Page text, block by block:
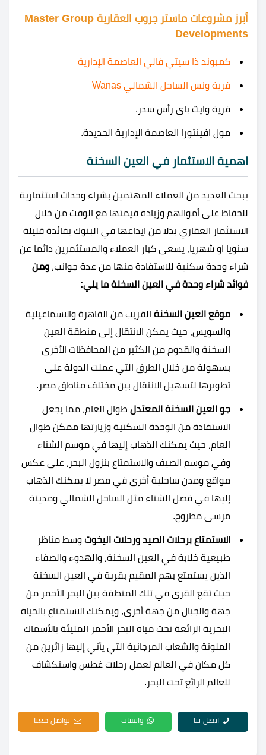
أبرز مشروعات ماستر جروب العقارية Master Group
Developments
كمبوند ذا سيتي فالي العاصمة الإدارية
قرية ونس الساحل الشمالي Wanas
قرية وايت باي رأس سدر.
مول افينتورا العاصمة الإدارية الجديدة.
اهمية الاستثمار في العين السخنة
يبحث العديد من العملاء المهتمين بشراء وحدات استثمارية
للحفاظ على أموالهم وزيادة قيمتها مع الوقت من خلال
الاستثمار العقاري بدلا من ايداعها في البنوك بفائدة قليلة
سنويا او شهريا، يسعى كبار العملاء والمستثمرين دائما عن
شراء وحدة سكنية للاستفادة منها من عدة جوانب، ومن
فوائد شراء وحدة في العين السخنة ما يلي:
موقع العين السخنة القريب من القاهرة والاسماعيلية
والسويس، حيث يمكن الانتقال إلى منطقة العين
السخنة والقدوم من الكثير من المحافظات الأخرى
بسهولة من خلال الطرق التي عملت الدولة على
تطويرها لتسهيل الانتقال بين مختلف مناطق مصر.
جو العين السخنة المعتدل طوال العام، مما يجعل
الاستفادة من الوحدة السكنية وزيارتها ممكن طوال
العام، حيث يمكنك الذهاب إليها في موسم الشتاء
وفي موسم الصيف والاستمتاع بنزول البحر، على عكس
مواقع ومدن ساحلية أخرى في مصر لا يمكنك الذهاب
إليها في فصل الشتاء مثل الساحل الشمالي ومدينة
مرسى مطروح.
الاستمتاع برحلات الصيد ورحلات اليخوت وسط مناظر
طبيعية خلابة في العين السخنة، والهدوء والصفاء
الذين يستمتع بهم المقيم بقرية في العين السخنة
حيث تقع القرى في تلك المنطقة بين البحر الأحمر من
جهة والجبال من جهة أخرى، ويمكنك الاستمتاع بالحياة
البحرية الرائعة تحت مياه البحر الأحمر المليئة بالأسماك
الملونة والشعاب المرجانية التي يأتي إليها زائرين من
كل مكان في العالم لعمل رحلات غطس واستكشاف
للعالم الرائع تحت البحر.
اتصل بنا واتساب تواصل معنا